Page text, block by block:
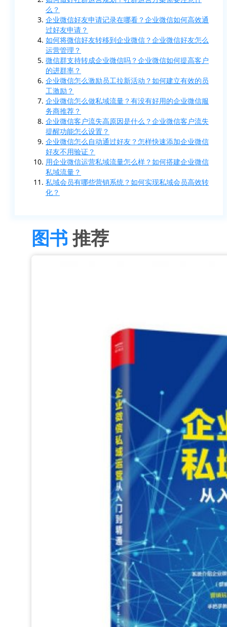
么？
企业微信好友申请记录在哪看？企业微信如何高效通
过好友申请？
如何将微信好友转移到企业微信？企业微信好友怎么
运营管理？
微信群支持转成企业微信吗？企业微信如何提高客户
的进群率？
企业微信怎么激励员工拉新活动？如何建立有效的员
工激励？
企业微信怎么做私域流量？有没有好用的企业微信服
务商推荐？
企业微信客户流失高原因是什么？企业微信客户流失
提醒功能怎么设置？
企业微信怎么自动通过好友？怎样快速添加企业微信
好友不用验证？
用企业微信运营私域流量怎么样？如何搭建企业微信
私域流量？
私域会员有哪些营销系统？如何实现私域会员高效转
化？
图书推荐